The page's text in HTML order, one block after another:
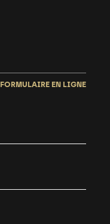
FORMULAIRE EN LIGNE